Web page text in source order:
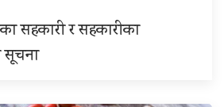
सहकारी र सहकारीका
सूचना